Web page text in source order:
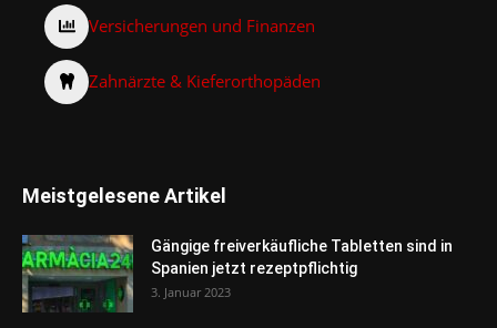
Versicherungen und Finanzen
Zahnärzte & Kieferorthopäden
Meistgelesene Artikel
Gängige freiverkäufliche Tabletten sind in
Spanien jetzt rezeptpflichtig
3. Januar 2023